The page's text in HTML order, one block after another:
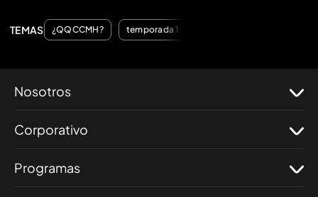
TEMAS ¿QQCCMH? temporada 1
Nosotros
Corporativo
Programas